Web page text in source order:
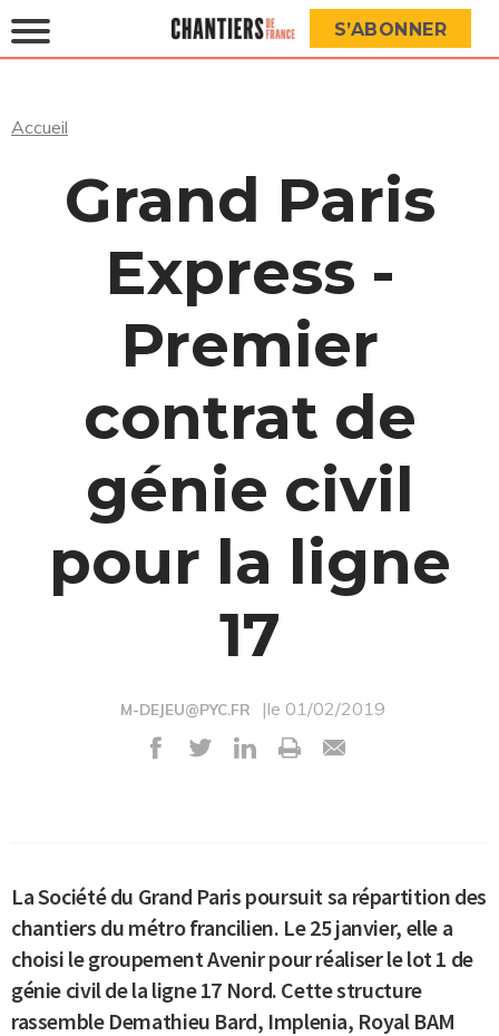
S’ABONNER
Accueil
Grand Paris
Express -
Premier
contrat de
génie civil
pour la ligne
17
M-DEJEU@PYC.FR |le 01/02/2019
La Société du Grand Paris poursuit sa répartition des
chantiers du métro francilien. Le 25 janvier, elle a
choisi le groupement Avenir pour réaliser le lot 1 de
génie civil de la ligne 17 Nord. Cette structure
rassemble Demathieu Bard, Implenia, Royal BAM